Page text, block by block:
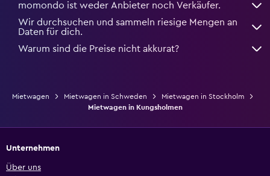
momondo ist weder Anbieter noch Verkäufer.
Wir durchsuchen und sammeln riesige Mengen an
Daten für dich.
Warum sind die Preise nicht akkurat?
Mietwagen Mietwagen in Schweden
Mietwagen in Stockholm
Mietwagen in Kungsholmen
Unternehmen
Über uns